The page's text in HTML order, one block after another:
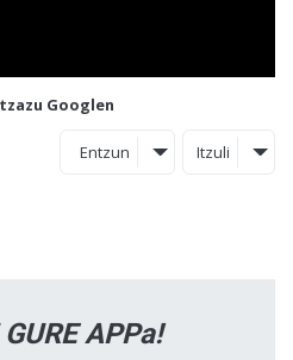
Googlen
Entzun Itzuli
APPa!